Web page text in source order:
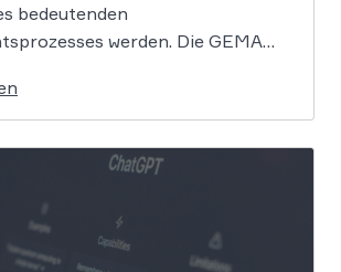
bedeutenden
werden. Die GEMA
Mitglieder verteidigen. Dem
hinter der populären KI-Musik-
vorgeworfen. Die
Frage lautet: Durfte Suno […]